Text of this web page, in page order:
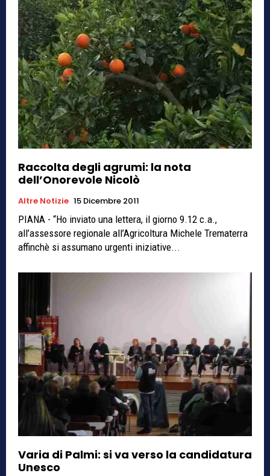
Raccolta degli agrumi: la nota
dell’Onorevole Nicolò
Altre Notizie 15 Dicembre 2011
PIANA - “Ho inviato una lettera, il giorno 9.12 c.a.,
all’assessore regionale all’Agricoltura Michele Trematerra
affinchè si assumano urgenti iniziative...
Varia di Palmi: si va verso la candidatura
Unesco